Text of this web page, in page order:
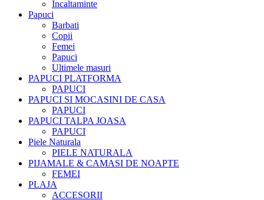
Incaltaminte
Papuci
Barbati
Copii
Femei
Papuci
Ultimele masuri
PAPUCI PLATFORMA
PAPUCI
PAPUCI SI MOCASINI DE CASA
PAPUCI
PAPUCI TALPA JOASA
PAPUCI
Piele Naturala
PIELE NATURALA
PIJAMALE & CAMASI DE NOAPTE
FEMEI
PLAJA
ACCESORII